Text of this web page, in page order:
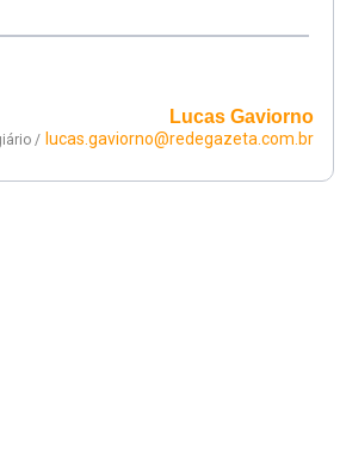
Lucas Gaviorno
/ lucas.gaviorno@redegazeta.com.br